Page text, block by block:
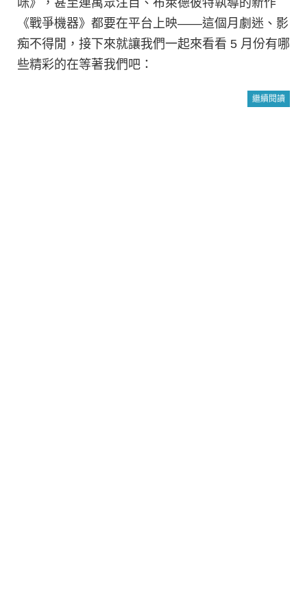
《戰爭機器》都要在平台上映——這個月劇迷、影
痴不得閒，接下來就讓我們一起來看看 5 月份有哪
些精彩的在等著我們吧：
繼續閱讀